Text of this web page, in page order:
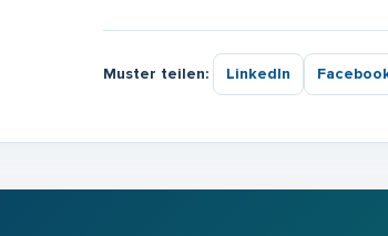
Muster teilen: LinkedIn